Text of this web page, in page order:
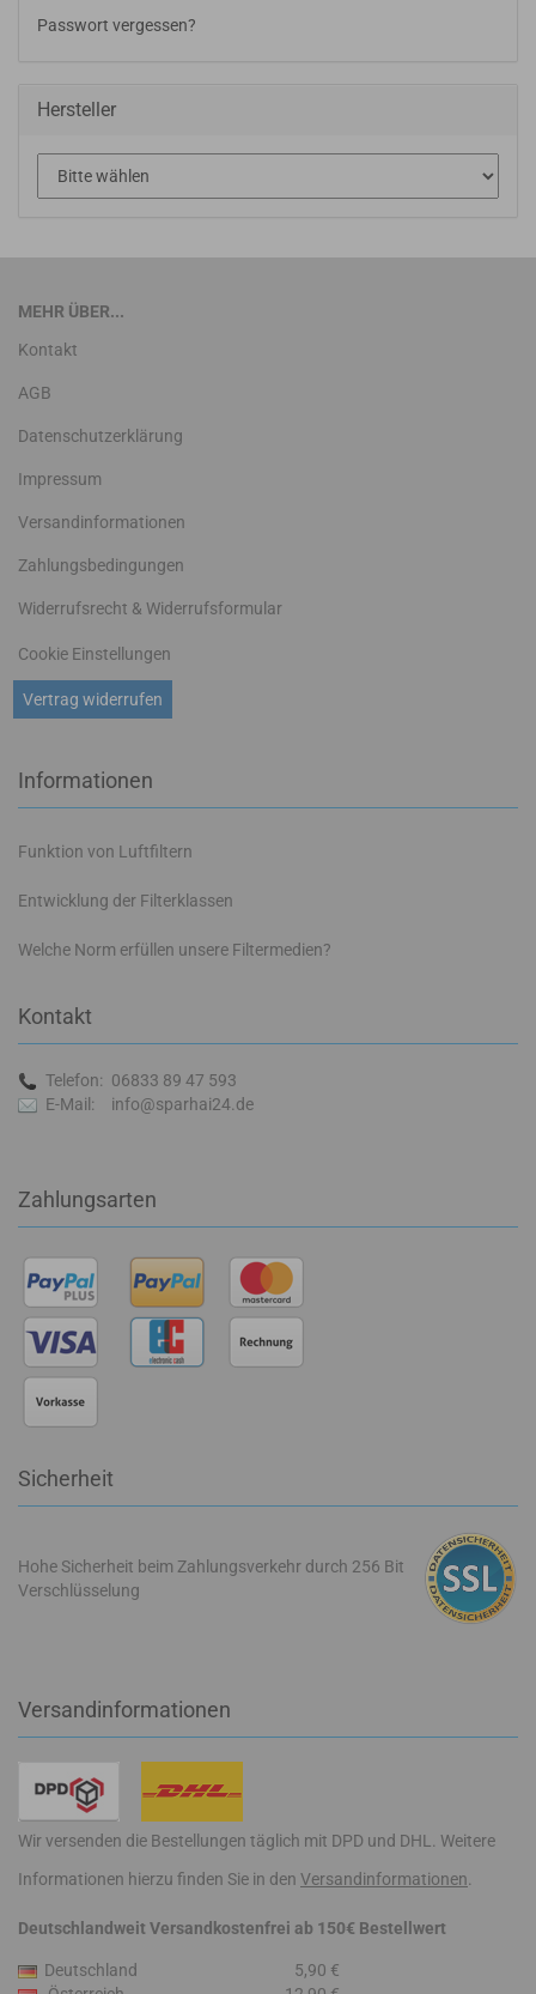
Passwort vergessen?
Hersteller
MEHR ÜBER...
Kontakt
AGB
Datenschutzerklärung
Impressum
Versandinformationen
Zahlungsbedingungen
Widerrufsrecht & Widerrufsformular
Vertrag widerrufen
Cookie Einstellungen
Informationen
Funktion von Luftfiltern
Entwicklung der Filterklassen
Welche Norm erfüllen unsere Filtermedien?
Kontakt
Telefon: 06833 89 47 593
E-Mail:
info@sparhai24.de
Zahlungsarten
Sicherheit
Hohe Sicherheit beim Zahlungsverkehr durch 256 Bit
Verschlüsselung
Versandinformationen
Wir versenden die Bestellungen täglich mit DPD und DHL. Weitere
Informationen hierzu finden Sie in den Versandinformationen
Deutschlandweit Versandkostenfrei ab 150€ Bestellwert
Deutschland
5,90 €